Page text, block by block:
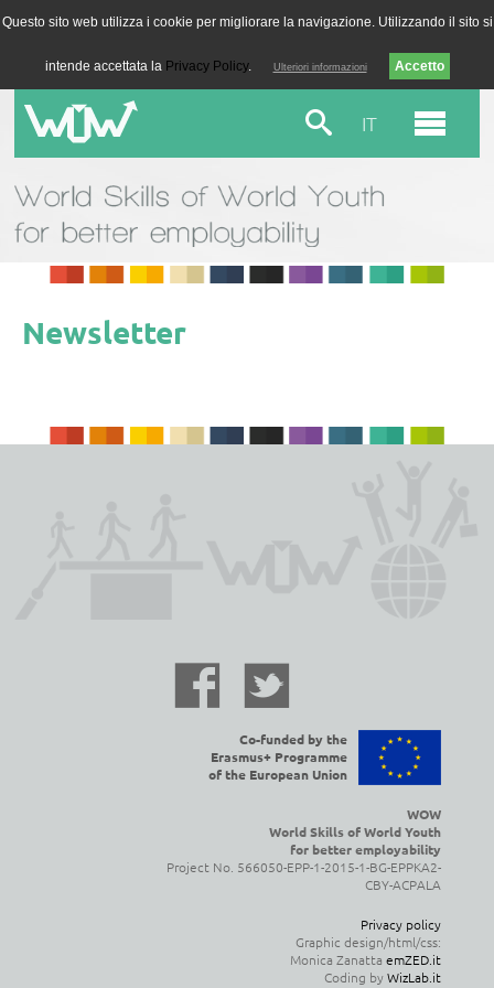
IT
Newsletter
Co-funded by the
Erasmus+ Programme
of the European Union
WOW
World Skills of World Youth
for better employability
Project No. 566050-EPP-1-2015-1-BG-EPPKA2-
CBY-ACPALA
Privacy policy
Graphic design/html/css:
Monica Zanatta emZED.it
Coding byWizLab.it
Questo sito web utilizza i cookie per migliorare la navigazione. Utilizzando il sito si
intende accettata la Privacy Policy. Ulteriori informazioni